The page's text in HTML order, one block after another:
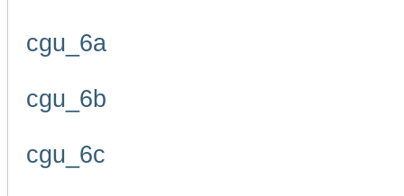
cgu_6a
cgu_6b
cgu_6c